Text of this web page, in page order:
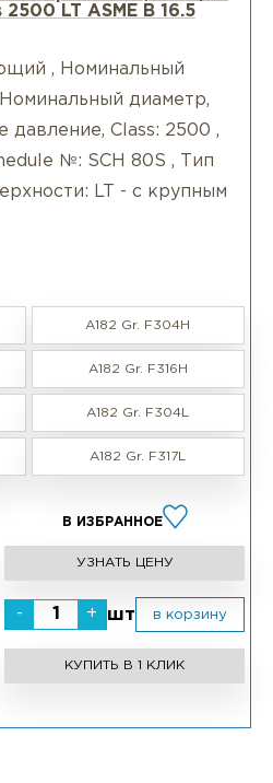
2500 LT ASME B 16.5
, Номинальный
диаметр,
давление, Class: 2500 ,
№: SCH 80S , Тип
LT - с крупным
A182 Gr. F304H
A182 Gr. F316H
A182 Gr. F304L
A182 Gr. F317L
В ИЗБРАННОЕ
УЗНАТЬ ЦЕНУ
- + шт в корзину
КУПИТЬ В 1 КЛИК